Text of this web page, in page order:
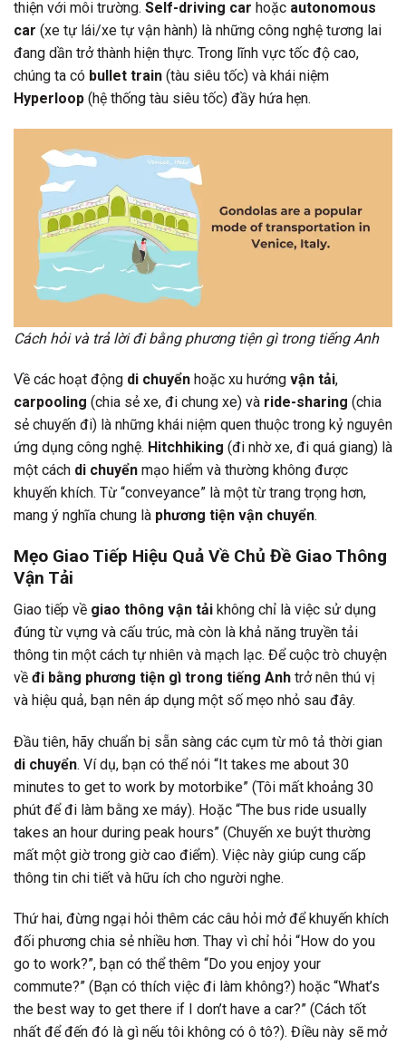
thiện với môi trường. Self-driving car hoặc autonomous
car (xe tự lái/xe tự vận hành) là những công nghệ tương lai
đang dần trở thành hiện thực. Trong lĩnh vực tốc độ cao,
chúng ta có bullet train (tàu siêu tốc) và khái niệm
Hyperloop (hệ thống tàu siêu tốc) đầy hứa hẹn.
Cách hỏi và trả lời đi bằng phương tiện gì trong tiếng Anh
Về các hoạt động di chuyển hoặc xu hướng vận tải,
carpooling (chia sẻ xe, đi chung xe) và ride-sharing (chia
sẻ chuyến đi) là những khái niệm quen thuộc trong kỷ nguyên
ứng dụng công nghệ. Hitchhiking (đi nhờ xe, đi quá giang) là
một cách di chuyển mạo hiểm và thường không được
khuyến khích. Từ “conveyance” là một từ trang trọng hơn,
mang ý nghĩa chung là phương tiện vận chuyển.
Mẹo Giao Tiếp Hiệu Quả Về Chủ Đề Giao Thông
Vận Tải
Giao tiếp về giao thông vận tải không chỉ là việc sử dụng
đúng từ vựng và cấu trúc, mà còn là khả năng truyền tải
thông tin một cách tự nhiên và mạch lạc. Để cuộc trò chuyện
về đi bằng phương tiện gì trong tiếng Anh trở nên thú vị
và hiệu quả, bạn nên áp dụng một số mẹo nhỏ sau đây.
Đầu tiên, hãy chuẩn bị sẵn sàng các cụm từ mô tả thời gian
di chuyển. Ví dụ, bạn có thể nói “It takes me about 30
minutes to get to work by motorbike” (Tôi mất khoảng 30
phút để đi làm bằng xe máy). Hoặc “The bus ride usually
takes an hour during peak hours” (Chuyến xe buýt thường
mất một giờ trong giờ cao điểm). Việc này giúp cung cấp
thông tin chi tiết và hữu ích cho người nghe.
Thứ hai, đừng ngại hỏi thêm các câu hỏi mở để khuyến khích
đối phương chia sẻ nhiều hơn. Thay vì chỉ hỏi “How do you
go to work?”, bạn có thể thêm “Do you enjoy your
commute?” (Bạn có thích việc đi làm không?) hoặc “What’s
the best way to get there if I don’t have a car?” (Cách tốt
nhất để đến đó là gì nếu tôi không có ô tô?). Điều này sẽ mở